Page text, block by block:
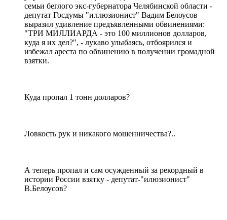
семьи беглого экс-губернатора Челябинской области -
депутат Госдумы "иллюзионист" Вадим Белоусов
выразил удивление предъявленными обвинениями:
"ТРИ МИЛЛИАРДА - это 100 миллионов долларов,
куда я их дел?", - лукаво улыбаясь, отбоярился и
избежал ареста по обвинению в получении громадной
взятки.
Куда пропал 1 тонн долларов?
Ловкость рук и никакого мошенничества?..
А теперь пропал и сам осужденный за рекордный в
истории России взятку - депутат-"илюзионист"
В.Белоусов?